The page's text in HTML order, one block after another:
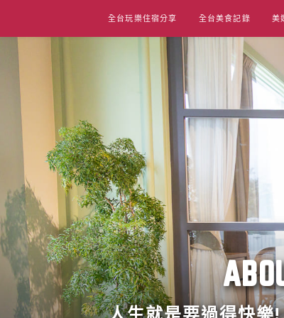
content
全台玩樂住宿分享 全台美食記錄 美